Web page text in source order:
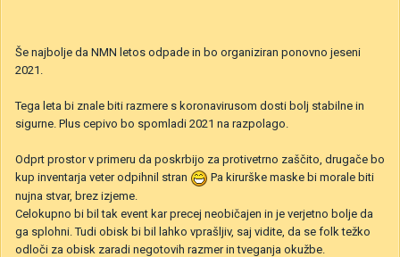
Še najbolje da NMN letos odpade in bo organiziran ponovno jeseni
2021.
Tega leta bi znale biti razmere s koronavirusom dosti bolj stabilne in
sigurne. Plus cepivo bo spomladi 2021 na razpolago.
Odprt prostor v primeru da poskrbijo za protivetrno zaščito, drugače bo
kup inventarja veter odpihnil stran
Pa kirurške maske bi morale biti
nujna stvar, brez izjeme.
Celokupno bi bil tak event kar precej neobičajen in je verjetno bolje da
ga splohni. Tudi obisk bi bil lahko vprašljiv, saj vidite, da se folk težko
odloči za obisk zaradi negotovih razmer in tveganja okužbe.